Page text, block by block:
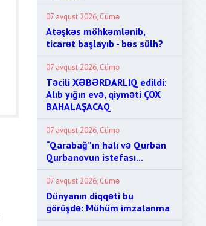
07 avqust 2026, Cümə
Atəşkəs möhkəmlənib,
ticarət başlayıb - bəs sülh?
07 avqust 2026, Cümə
Təcili XƏBƏRDARLIQ edildi:
Alıb yığın evə, qiyməti ÇOX
BAHALAŞACAQ
07 avqust 2026, Cümə
“Qarabağ”ın halı və Qurban
Qurbanovun istefası...
07 avqust 2026, Cümə
Dünyanın diqqəti bu
görüşdə: Mühüm imzalanma